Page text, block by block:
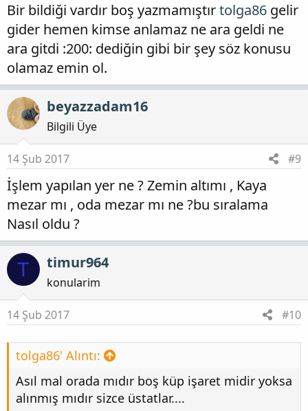
Bir bildiği vardır boş yazmamıştırtolga86 gelir
gider hemen kimse anlamaz ne ara geldi ne
ara gitdi :200: dediğin gibi bir şey söz konusu
olamaz emin ol.
beyazzadam16
Bilgili Üye
14 Şub 2017 #9
İşlem yapılan yer ne ? Zemin altımı , Kaya
mezar mı , oda mezar mı ne ?bu sıralama
Nasıl oldu ?
T timur964
konularim
14 Şub 2017 #10
tolga86' Alıntı:
Asıl mal orada mıdır boş küp işaret midir yoksa
alınmış mıdır sizce üstatlar....